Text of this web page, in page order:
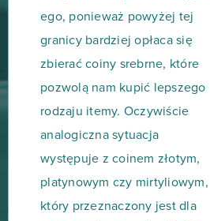
ego, ponieważ powyżej tej
granicy bardziej opłaca się
zbierać coiny srebrne, które
pozwolą nam kupić lepszego
rodzaju itemy. Oczywiście
analogiczna sytuacja
występuje z coinem złotym,
platynowym czy mirtyliowym,
który przeznaczony jest dla